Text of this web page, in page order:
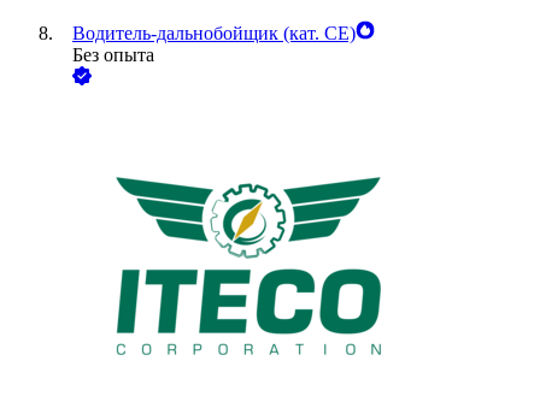
Водитель-дальнобойщик (кат. CE)
Без опыта